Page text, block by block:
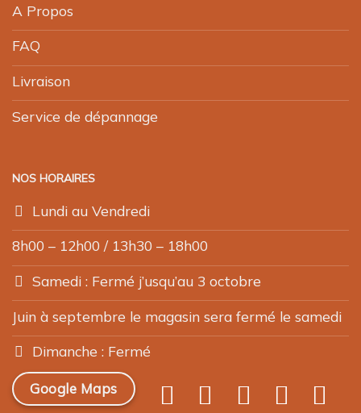
A Propos
FAQ
Livraison
Service de dépannage
NOS HORAIRES
Lundi au Vendredi
8h00 – 12h00 / 13h30 – 18h00
Samedi : Fermé j’usqu’au 3 octobre
Juin à septembre le magasin sera fermé le samedi
Dimanche : Fermé
Google Maps